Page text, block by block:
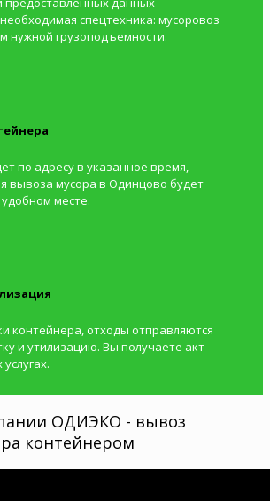
спецтехника: мусоровоз
нужной грузоподъемности.
по адресу в указанное время,
вывоза мусора в Одинцово будет
месте.
контейнера, отходы отправляются
и утилизацию. Вы получаете акт
ОДИЭКО - вывоз
контейнером